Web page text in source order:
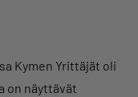
Kymen Yrittäjät oli
on näyttävät